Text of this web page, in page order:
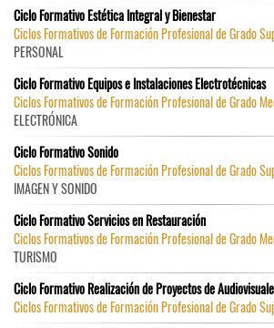
Ciclo Formativo Estética Integral y Bienestar
Ciclos Formativos de Formación Profesional de Grado
PERSONAL
Ciclo Formativo Equipos e Instalaciones Electrotécnicas
Ciclos Formativos de Formación Profesional de Grado
ELECTRÓNICA
Ciclo Formativo Sonido
Ciclos Formativos de Formación Profesional de Grado
IMAGEN Y SONIDO
Ciclo Formativo Servicios en Restauración
Ciclos Formativos de Formación Profesional de Grado
TURISMO
Ciclo Formativo Realización de Proyectos de
Ciclos Formativos de Formación Profesional de Grado